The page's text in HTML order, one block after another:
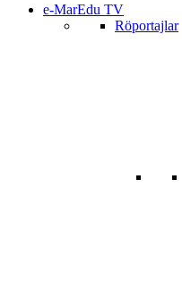
e-MarEdu TV
Röportajlar